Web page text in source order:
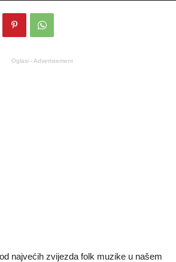
Oglasi - Advertisement
najvećih zvijezda folk muzike u našem